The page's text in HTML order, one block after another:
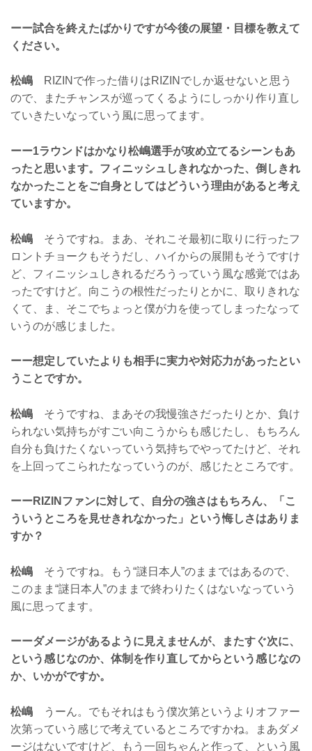
ーー試合を終えたばかりですが今後の展望・目標を教えて
ください。
松嶋 RIZINで作った借りはRIZINでしか返せないと思う
ので、またチャンスが巡ってくるようにしっかり作り直し
ていきたいなっていう風に思ってます。
ーー1ラウンドはかなり松嶋選手が攻め立てるシーンもあ
ったと思います。フィニッシュしきれなかった、倒しきれ
なかったことをご自身としてはどういう理由があると考え
ていますか。
松嶋 そうですね。まあ、それこそ最初に取りに行ったフ
ロントチョークもそうだし、ハイからの展開もそうですけ
ど、フィニッシュしきれるだろうっていう風な感覚ではあ
ったですけど。向こうの根性だったりとかに、取りきれな
くて、ま、そこでちょっと僕が力を使ってしまったなって
いうのが感じました。
ーー想定していたよりも相手に実力や対応力があったとい
うことですか。
松嶋 そうですね、まあその我慢強さだったりとか、負け
られない気持ちがすごい向こうからも感じたし、もちろん
自分も負けたくないっていう気持ちでやってたけど、それ
を上回ってこられたなっていうのが、感じたところです。
ーーRIZINファンに対して、自分の強さはもちろん、「こ
ういうところを見せきれなかった」という悔しさはありま
すか？
松嶋 そうですね。もう“謎日本人”のままではあるので、
このまま“謎日本人”のままで終わりたくはないなっていう
風に思ってます。
ーーダメージがあるように見えませんが、またすぐ次に、
という感じなのか、体制を作り直してからという感じなの
か、いかがですか。
松嶋 うーん。でもそれはもう僕次第というよりオファー
次第っていう感じで考えているところですかね。まあダメ
ージはないですけど、もう一回ちゃんと作って、という風